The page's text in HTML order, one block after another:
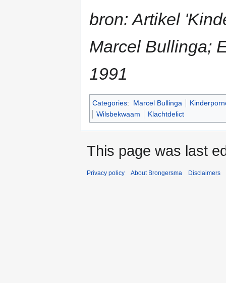
bron: Artikel
Marcel Bullinga;
1991
Categories: Marcel Bullinga
Wilsbekwaam
Klachtdelict
This page was last
Privacy policy About Brongersma Disclaimers